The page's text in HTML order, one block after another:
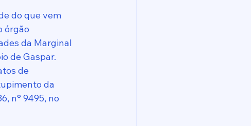
do que vem
órgão
da Marginal
de Gaspar.
de
da
n° 9495, no